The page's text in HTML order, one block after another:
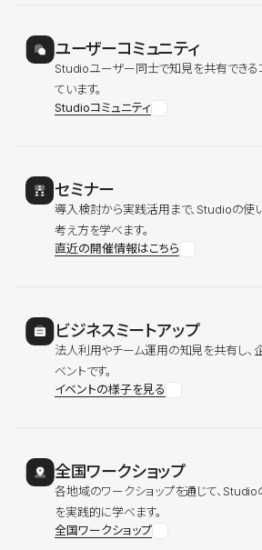
ユーザーコミュニティ
Studioユーザー同士で知見を共有できる
ています。
Studioコミュニティ
セミナー
導入検討から実践活用まで、Studioの使
考え方を学べます。
直近の開催情報はこちら
ビジネスミートアップ
法人利用やチーム運用の知見を共有し、
ベントです。
イベントの様子を見る
全国ワークショップ
各地域のワークショップを通じて、
を実践的に学べます。
全国ワークショップ